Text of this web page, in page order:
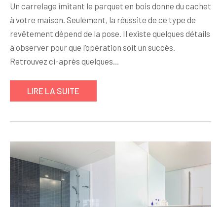
Un carrelage imitant le parquet en bois donne du cachet
à votre maison. Seulement, la réussite de ce type de
revêtement dépend de la pose. Il existe quelques détails
à observer pour que l’opération soit un succès.
Retrouvez ci-après quelques…
LIRE LA SUITE